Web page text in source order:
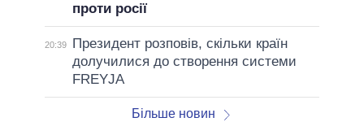
проти росії
20:39
Президент розповів, скільки країн
долучилися до створення системи
FREYJA
Більше новин